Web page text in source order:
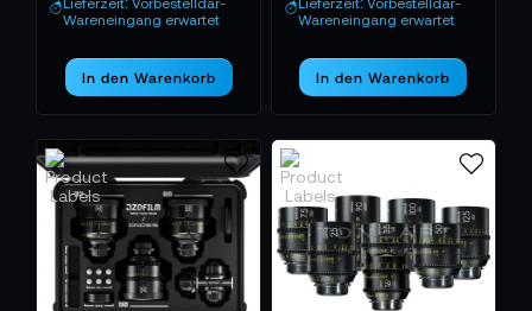
Lieferzeit: Vorbestelldar-
Wareneingang erwartet
In den Warenkorb
Lieferzeit: Vorbestelldar-
Wareneingang erwartet
In den Warenkorb